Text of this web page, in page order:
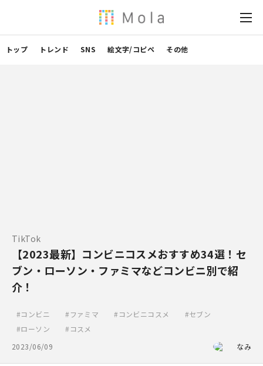
トップ トレンド SNS 絵文字/コピペ その他
TikTok
【2023最新】コンビニコスメおすすめ34選！セ
ブン・ローソン・ファミマなどコンビニ別で紹
介！
コンビニ ファミマ コンビニコスメ
セブン
ローソン
コスメ
2023/06/09
なみ